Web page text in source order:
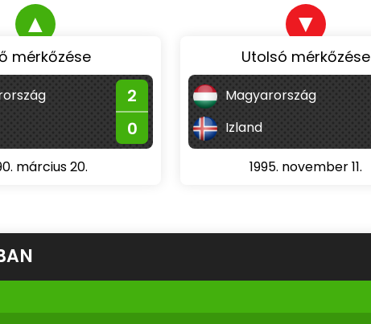
▲
mérkőzése
2
0
március 20.
▼
Utolsó mérkőzése
Magyarország
Izland
1995. november 11.